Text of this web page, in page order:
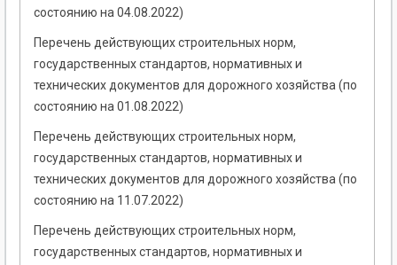
состоянию на 04.08.2022)
Перечень действующих строительных норм,
государственных стандартов, нормативных и
технических документов для дорожного хозяйства (по
состоянию на 01.08.2022)
Перечень действующих строительных норм,
государственных стандартов, нормативных и
технических документов для дорожного хозяйства (по
состоянию на 11.07.2022)
Перечень действующих строительных норм,
государственных стандартов, нормативных и